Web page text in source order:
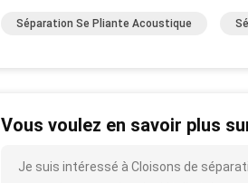
Séparation Se Pliante Acoustique
Vous voulez en savoir plus
Je suis intéressé à Cloisons de